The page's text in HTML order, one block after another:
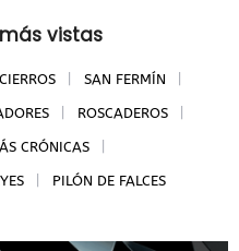
vistas
SAN FERMÍN
ROSCADEROS
CRÓNICAS
PILÓN DE FALCES